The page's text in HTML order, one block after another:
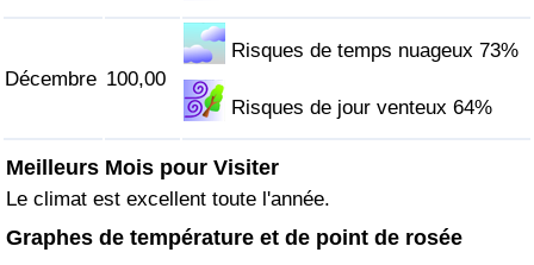
Décembre 100,00
Risques de temps nuageux 73%
Risques de jour venteux 64%
Meilleurs Mois pour Visiter
Le climat est excellent toute l'année.
Graphes de température et de point de rosée